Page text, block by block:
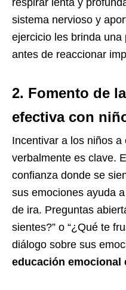
respirar lenta y
sistema nervioso y
ejercicio les brinda
antes de reaccionar
2. Fomento de
efectiva con
Incentivar a los niños
verbalmente es clave.
confianza donde se
sus emociones ayuda
de ira. Preguntas
sientes?” o “¿Qué te
diálogo sobre sus
educación emocional